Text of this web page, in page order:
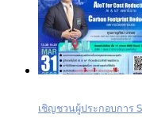
เชิญชวนผู้ประกอบการ